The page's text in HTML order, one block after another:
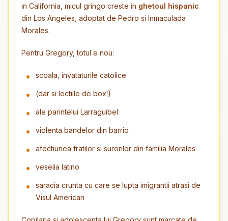
in California, micul gringo creste in ghetoul hispanic
din Los Angeles, adoptat de Pedro si Inmaculada
Morales.
Pentru Gregory, totul e nou:
scoala, invataturile catolice
(dar si lectiile de box!)
ale parintelui Larraguibel
violenta bandelor din barrio
afectiunea fratilor si surorilor din familia Morales
veselia latino
saracia crunta cu care se lupta imigrantii atrasi de
Visul American